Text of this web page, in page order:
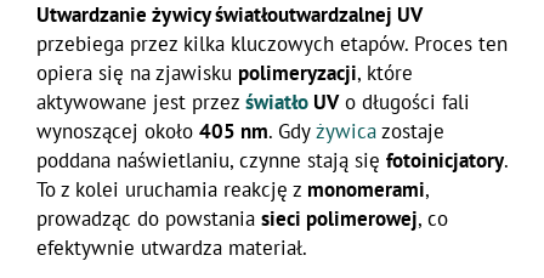
Utwardzanie żywicy światłoutwardzalnej UV
przebiega przez kilka kluczowych etapów. Proces ten
opiera się na zjawisku polimeryzacji, które
aktywowane jest przez światło UVo długości fali
wynoszącej około 405 nm. Gdyżywicazostaje
poddana naświetlaniu, czynne stają się fotoinicjatory.
To z kolei uruchamia reakcję z monomerami,
prowadząc do powstania sieci polimerowej, co
efektywnie utwardza materiał.